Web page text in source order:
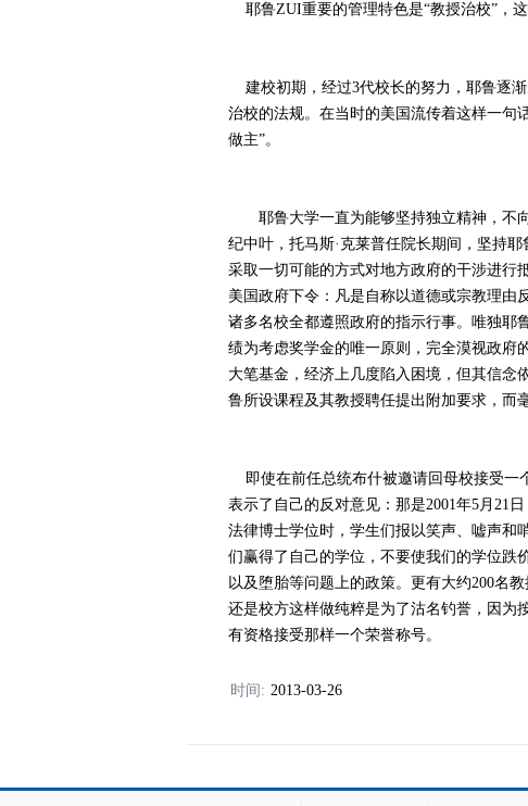
耶鲁ZUI重要的管理特色是“教授治校”，
建校初期，经过3代校长的努力，耶鲁逐
治校的法规。在当时的美国流传着这样一句
做主”。
耶鲁大学一直为能够坚持独立精神，不
纪中叶，托马斯·克莱普任院长期间，坚持
采取一切可能的方式对地方政府的干涉进行
美国政府下令：凡是自称以道德或宗教理由
诸多名校全都遵照政府的指示行事。唯独耶
绩为考虑奖学金的唯一原则，完全漠视政府
大笔基金，经济上几度陷入困境，但其信念
鲁所设课程及其教授聘任提出附加要求，而
即使在前任总统布什被邀请回母校接受一
表示了自己的反对意见：那是2001年5月21
法律博士学位时，学生们报以笑声、嘘声和
们赢得了自己的学位，不要使我们的学位跌
以及堕胎等问题上的政策。更有大约200名
还是校方这样做纯粹是为了沽名钓誉，因为
有资格接受那样一个荣誉称号。
时间: 2013-03-26